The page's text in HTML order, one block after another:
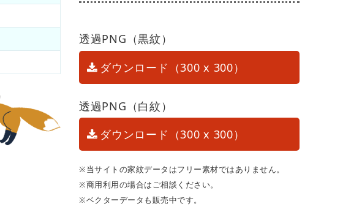
透過PNG（黒紋）
ダウンロード（300 x 300）
透過PNG（白紋）
ダウンロード（300 x 300）
※当サイトの家紋データはフリー素材ではありません。
※商用利用の場合はご相談ください。
※ベクターデータも販売中です。